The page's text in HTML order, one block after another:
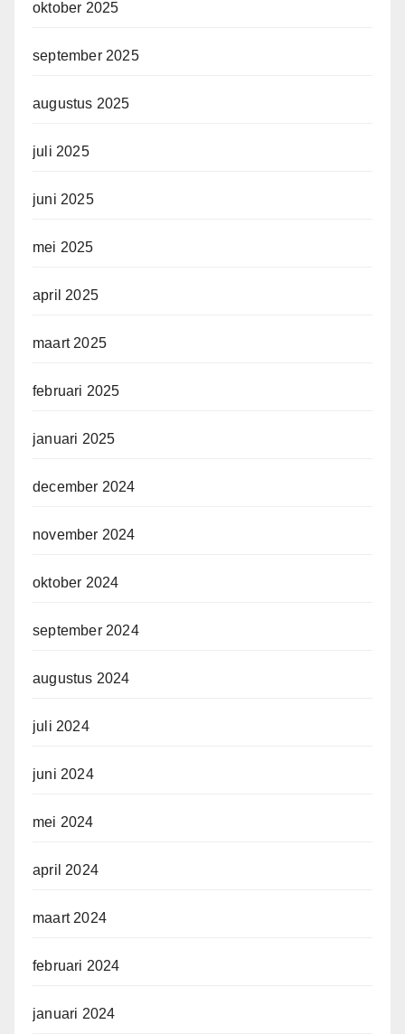
oktober 2025
september 2025
augustus 2025
juli 2025
juni 2025
mei 2025
april 2025
maart 2025
februari 2025
januari 2025
december 2024
november 2024
oktober 2024
september 2024
augustus 2024
juli 2024
juni 2024
mei 2024
april 2024
maart 2024
februari 2024
januari 2024